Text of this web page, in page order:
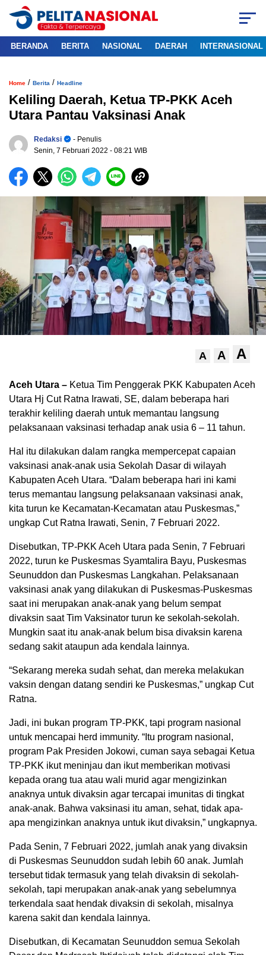
BERANDA BERITA NASIONAL DAERAH INTERNASIONAL
Home / Berita / Headline
Keliling Daerah, Ketua TP-PKK Aceh
Utara Pantau Vaksinasi Anak
Redaksi
- Penulis
Senin, 7 Februari 2022 - 08:21 WIB
A A A
Aceh Utara – Ketua Tim Penggerak PKK Kabupaten Aceh
Utara Hj Cut Ratna Irawati, SE, dalam beberapa hari
terakhir keliling daerah untuk memantau langsung
pelaksanaan vaksinasi terhadap anak usia 6 – 11 tahun.
Hal itu dilakukan dalam rangka mempercepat capaian
vaksinasi anak-anak usia Sekolah Dasar di wilayah
Kabupaten Aceh Utara. “Dalam beberapa hari ini kami
terus memantau langsung pelaksanaan vaksinasi anak,
kita turun ke Kecamatan-Kecamatan atau Puskesmas,”
ungkap Cut Ratna Irawati, Senin, 7 Februari 2022.
Disebutkan, TP-PKK Aceh Utara pada Senin, 7 Februari
2022, turun ke Puskesmas Syamtalira Bayu, Puskesmas
Seunuddon dan Puskesmas Langkahan. Pelaksanaan
vaksinasi anak yang dilakukan di Puskesmas-Puskesmas
saat ini merupakan anak-anak yang belum sempat
divaksin saat Tim Vaksinator turun ke sekolah-sekolah.
Mungkin saat itu anak-anak belum bisa divaksin karena
sedang sakit ataupun ada kendala lainnya.
“Sekarang mereka sudah sehat, dan mereka melakukan
vaksin dengan datang sendiri ke Puskesmas,” ungkap Cut
Ratna.
Jadi, ini bukan program TP-PKK, tapi program nasional
untuk mencapai herd immunity. “Itu program nasional,
program Pak Presiden Jokowi, cuman saya sebagai Ketua
TP-PKK ikut meninjau dan ikut memberikan motivasi
kepada orang tua atau wali murid agar mengizinkan
anaknya untuk divaksin agar tercapai imunitas di tingkat
anak-anak. Bahwa vaksinasi itu aman, sehat, tidak apa-
apa mengizinkan anaknya untuk ikut divaksin,” ungkapnya.
Pada Senin, 7 Februari 2022, jumlah anak yang divaksin
di Puskesmas Seunuddon sudah lebih 60 anak. Jumlah
tersebut tidak termasuk yang telah divaksin di sekolah-
sekolah, tapi merupakan anak-anak yang sebelumnya
terkendala saat hendak divaksin di sekolah, misalnya
karena sakit dan kendala lainnya.
Disebutkan, di Kecamatan Seunuddon semua Sekolah